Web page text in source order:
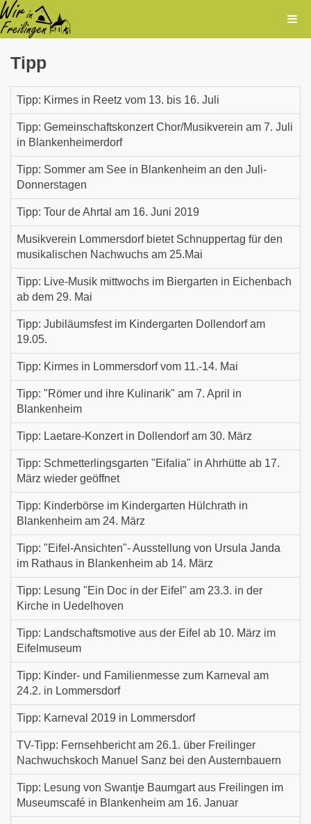
Tipp
Tipp: Kirmes in Reetz vom 13. bis 16. Juli
Tipp: Gemeinschaftskonzert Chor/Musikverein am 7. Juli
in Blankenheimerdorf
Tipp: Sommer am See in Blankenheim an den Juli-
Donnerstagen
Tipp: Tour de Ahrtal am 16. Juni 2019
Musikverein Lommersdorf bietet Schnuppertag für den
musikalischen Nachwuchs am 25.Mai
Tipp: Live-Musik mittwochs im Biergarten in Eichenbach
ab dem 29. Mai
Tipp: Jubiläumsfest im Kindergarten Dollendorf am
19.05.
Tipp: Kirmes in Lommersdorf vom 11.-14. Mai
Tipp: "Römer und ihre Kulinarik" am 7. April in
Blankenheim
Tipp: Laetare-Konzert in Dollendorf am 30. März
Tipp: Schmetterlingsgarten "Eifalia" in Ahrhütte ab 17.
März wieder geöffnet
Tipp: Kinderbörse im Kindergarten Hülchrath in
Blankenheim am 24. März
Tipp: "Eifel-Ansichten"- Ausstellung von Ursula Janda
im Rathaus in Blankenheim ab 14. März
Tipp: Lesung "Ein Doc in der Eifel" am 23.3. in der
Kirche in Uedelhoven
Tipp: Landschaftsmotive aus der Eifel ab 10. März im
Eifelmuseum
Tipp: Kinder- und Familienmesse zum Karneval am
24.2. in Lommersdorf
Tipp: Karneval 2019 in Lommersdorf
TV-Tipp: Fernsehbericht am 26.1. über Freilinger
Nachwuchskoch Manuel Sanz bei den Austernbauern
Tipp: Lesung von Swantje Baumgart aus Freilingen im
Museumscafé in Blankenheim am 16. Januar